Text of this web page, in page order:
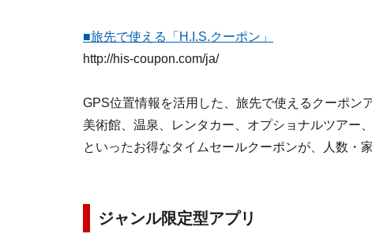
■旅先で使える「H.I.S.クーポン」
http://his-coupon.com/ja/
GPS位置情報を活用した、旅先で使えるクーポン
美術館、温泉、レンタカー、オプショナルツアー
といったお得なタイムセールクーポンが、人数・
ジャンル限定型アプリ